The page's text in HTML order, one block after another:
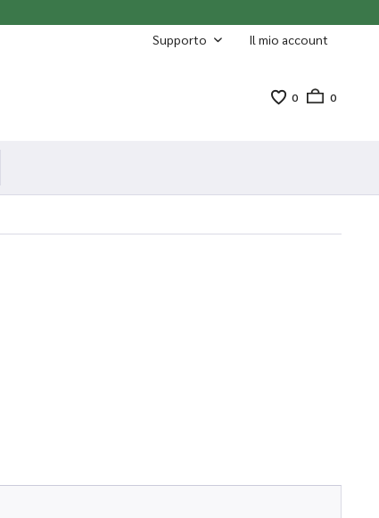
Il mio account
Supporto
0 0